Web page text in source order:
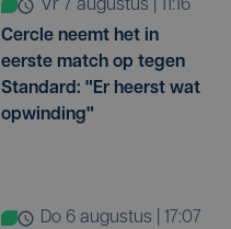
vr 7 augustus | 11:16
Cercle neemt het in
eerste match op tegen
Standard: "Er heerst wat
opwinding"
do 6 augustus | 17:07